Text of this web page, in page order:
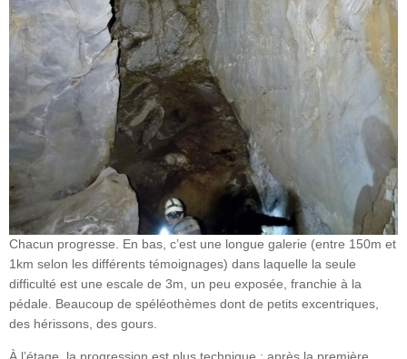
Chacun progresse. En bas, c’est une longue galerie (entre 150m et
1km selon les différents témoignages) dans laquelle la seule
difficulté est une escale de 3m, un peu exposée, franchie à la
pédale. Beaucoup de spéléothèmes dont de petits excentriques,
des hérissons, des gours.